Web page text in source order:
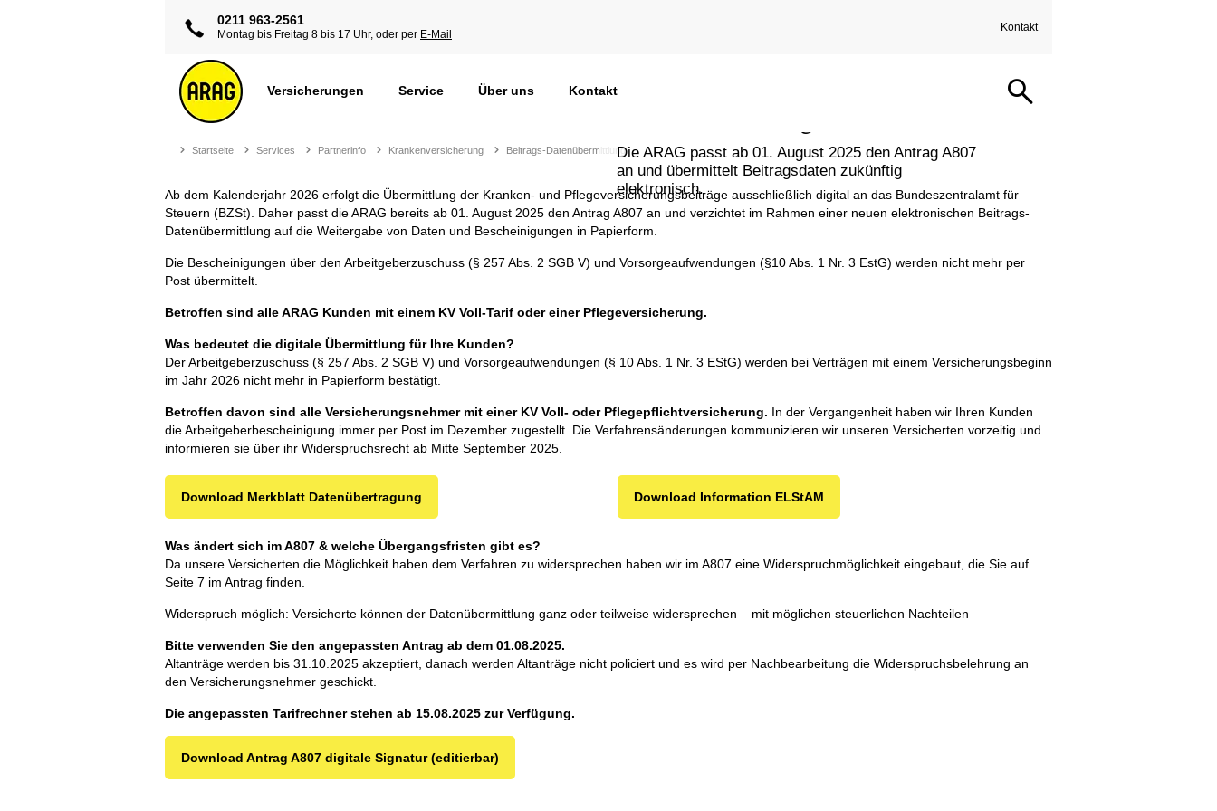
0211 963-2561
Montag bis Freitag 8 bis 17 Uhr, oder per E-Mail
Kontakt
Versicherungen Service Über uns Kontakt
Startseite Services Partnerinfo Krankenversicherung Beitrags-Datenübermittlung
KV: Elektronische Beitrags-
Die ARAG passt ab 01. August 2025 den Antrag A807
an und übermittelt Beitragsdaten zukünftig
elektronisch.
Ab dem Kalenderjahr 2026 erfolgt die Übermittlung der Kranken- und Pflegeversicherungsbeiträge ausschließlich digital an das Bundeszentralamt für
Steuern (BZSt). Daher passt die ARAG bereits ab 01. August 2025 den Antrag A807 an und verzichtet im Rahmen einer neuen elektronischen Beitrags-
Datenübermittlung auf die Weitergabe von Daten und Bescheinigungen in Papierform.
Die Bescheinigungen über den Arbeitgeberzuschuss (§ 257 Abs. 2 SGB V) und Vorsorgeaufwendungen (§10 Abs. 1 Nr. 3 EstG) werden nicht mehr per
Post übermittelt.
Betroffen sind alle ARAG Kunden mit einem KV Voll-Tarif oder einer Pflegeversicherung.
Was bedeutet die digitale Übermittlung für Ihre Kunden?
Der Arbeitgeberzuschuss (§ 257 Abs. 2 SGB V) und Vorsorgeaufwendungen (§ 10 Abs. 1 Nr. 3 EStG) werden bei Verträgen mit einem Versicherungsbeginn
im Jahr 2026 nicht mehr in Papierform bestätigt.
Betroffen davon sind alle Versicherungsnehmer mit einer KV Voll- oder Pflegepflichtversicherung. In der Vergangenheit haben wir Ihren Kunden
die Arbeitgeberbescheinigung immer per Post im Dezember zugestellt. Die Verfahrensänderungen kommunizieren wir unseren Versicherten vorzeitig und
informieren sie über ihr Widerspruchsrecht ab Mitte September 2025.
Download Merkblatt Datenübertragung Download Information ELStAM
Was ändert sich im A807 & welche Übergangsfristen gibt es?
Da unsere Versicherten die Möglichkeit haben dem Verfahren zu widersprechen haben wir im A807 eine Widerspruchmöglichkeit eingebaut, die Sie auf
Seite 7 im Antrag finden.
Widerspruch möglich: Versicherte können der Datenübermittlung ganz oder teilweise widersprechen – mit möglichen steuerlichen Nachteilen
Bitte verwenden Sie den angepassten Antrag ab dem 01.08.2025.
Altanträge werden bis 31.10.2025 akzeptiert, danach werden Altanträge nicht policiert und es wird per Nachbearbeitung die Widerspruchsbelehrung an
den Versicherungsnehmer geschickt.
Die angepassten Tarifrechner stehen ab 15.08.2025 zur Verfügung.
Download Antrag A807 digitale Signatur (editierbar)